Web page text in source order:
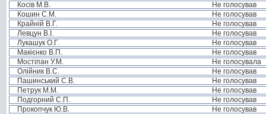
Косів М.В.
Не голосував
Кошин С.М.
Не голосував
Крайній В.Г.
Не голосував
Левцун В.І.
Не голосував
Лукашук О.Г.
Не голосував
Макієнко В.П.
Не голосував
Мостіпан У.М.
Не голосувала
Олійник В.С.
Не голосував
Пашинський С.В.
Не голосував
Петрук М.М.
Не голосував
Подгорний С.П.
Не голосував
Прокопчук Ю.В.
Не голосував